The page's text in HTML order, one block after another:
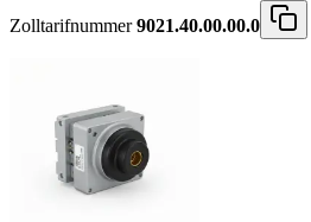
Zolltarifnummer9021.40.00.00.0